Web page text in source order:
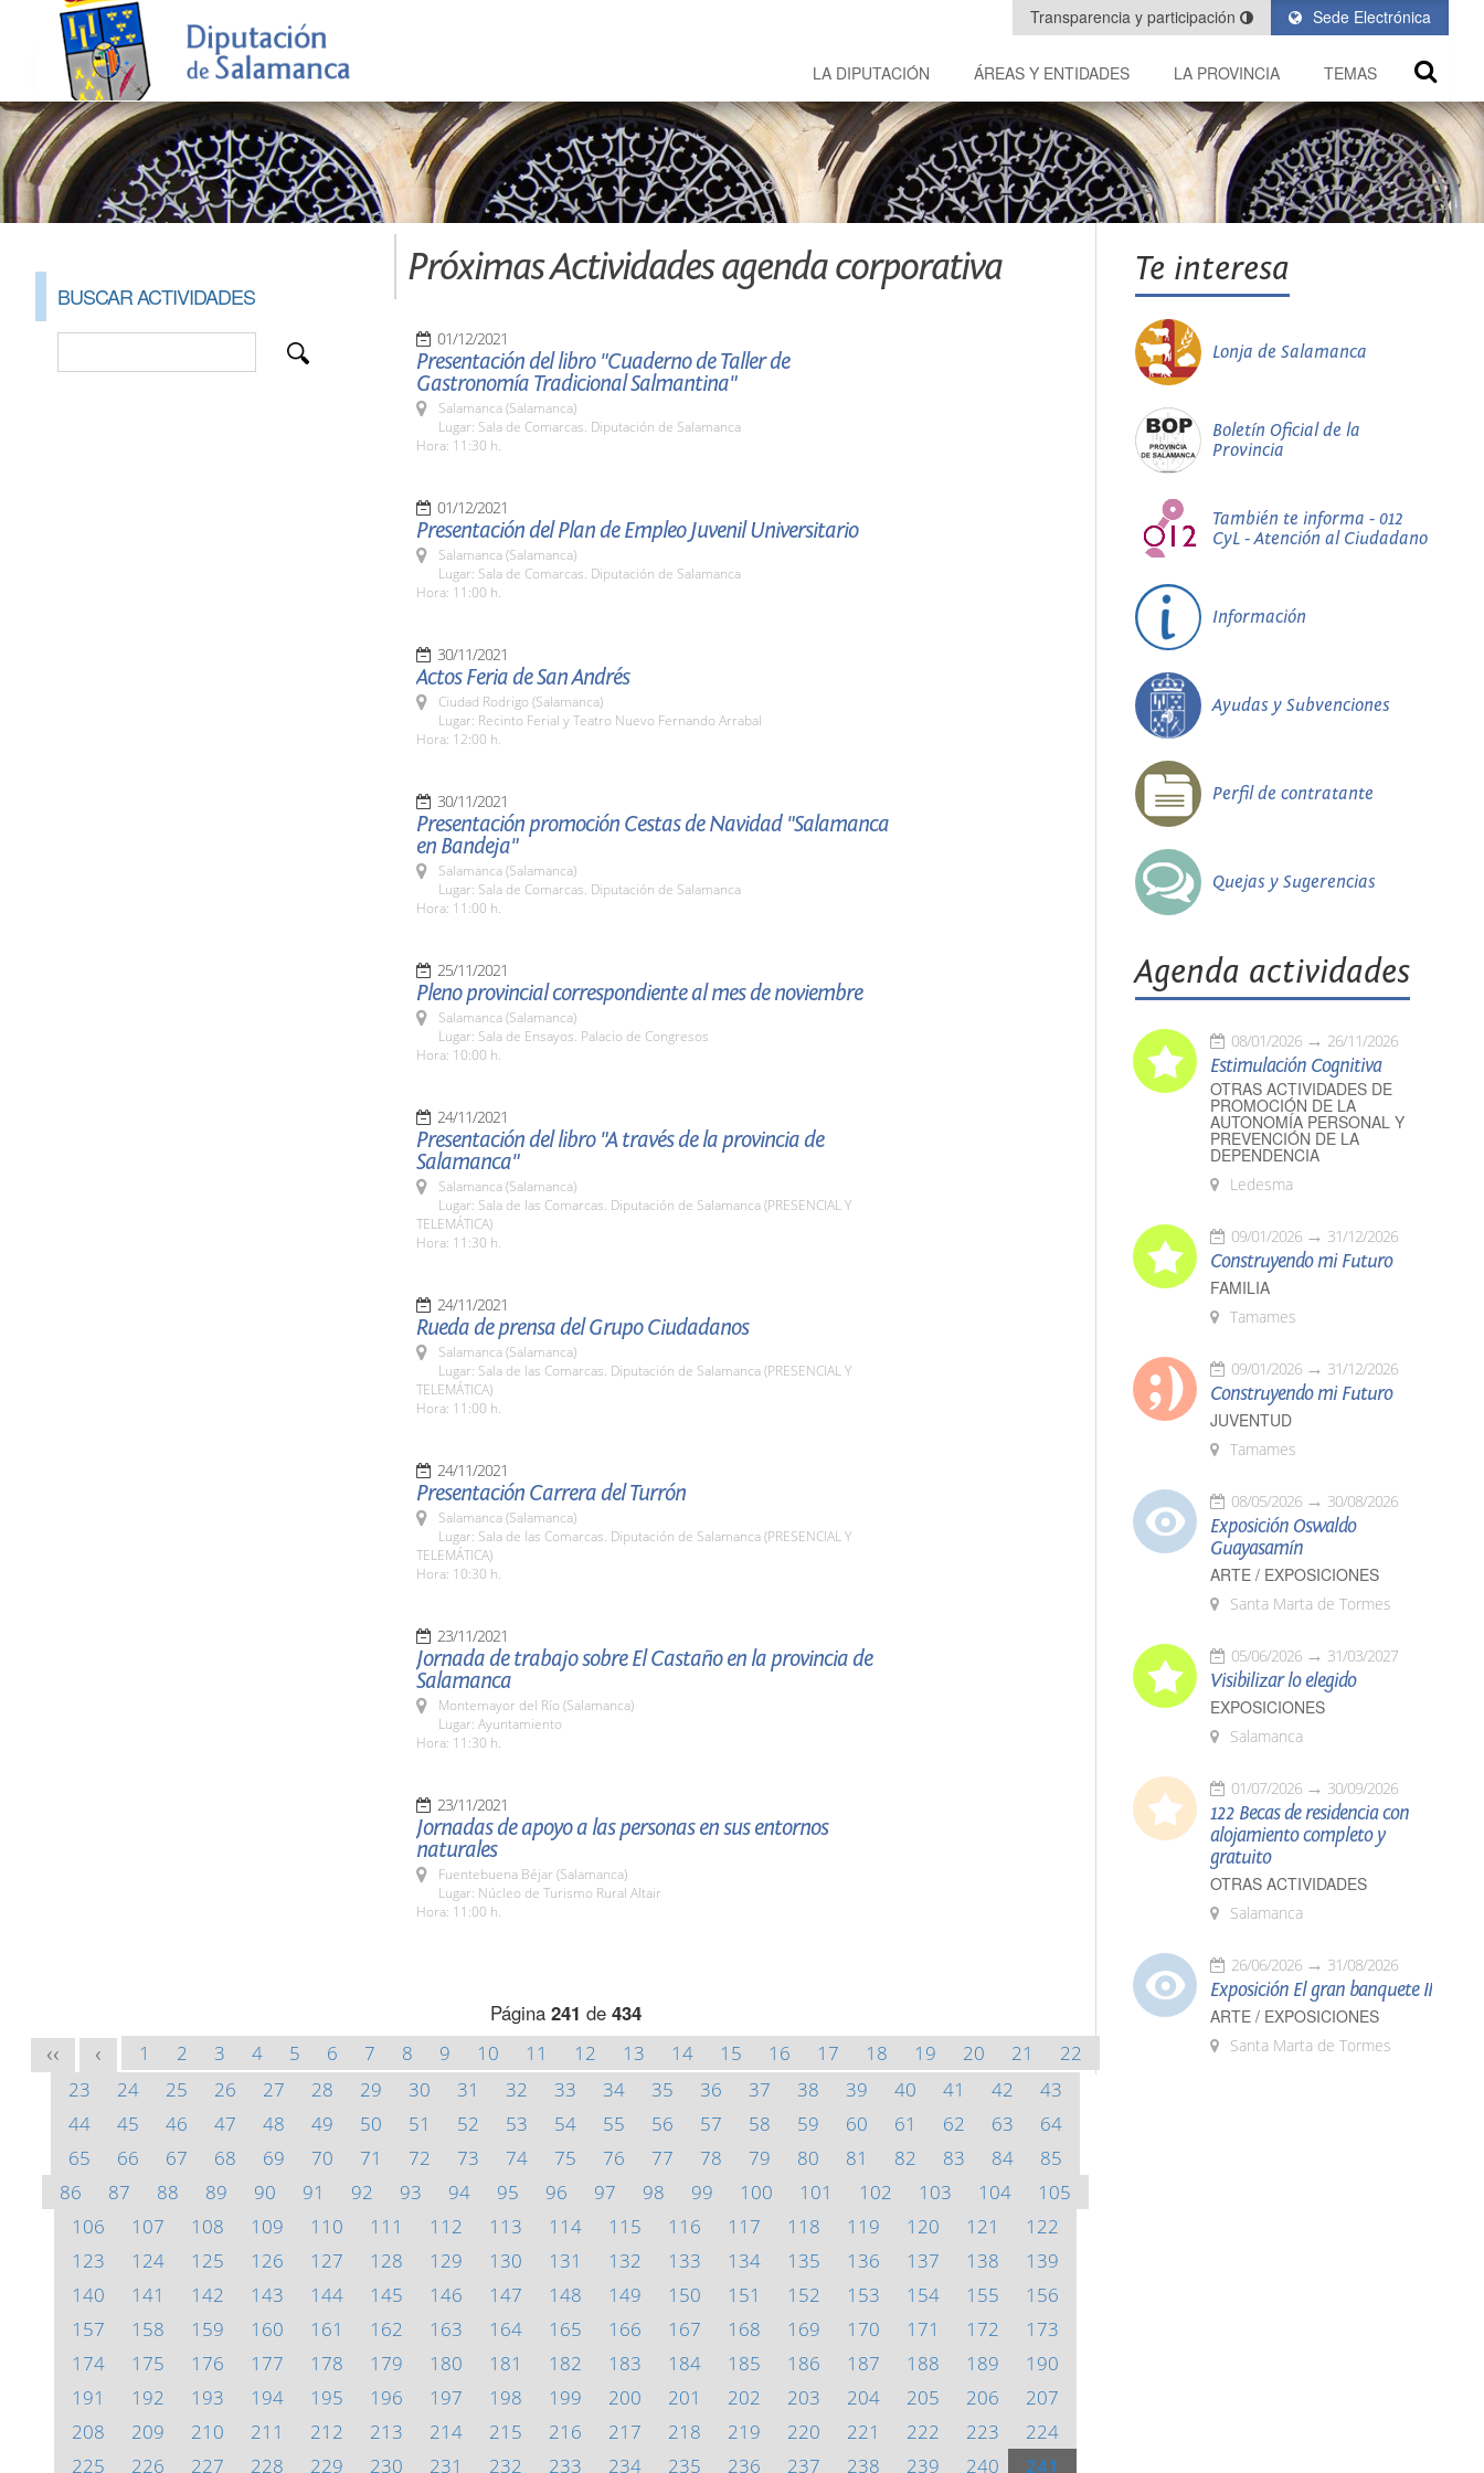
Sede Electrónica
Transparencia y participación
LA DIPUTACIÓN ÁREAS Y ENTIDADES LA PROVINCIA TEMAS
BUSCAR ACTIVIDADES
Próximas Actividades agenda corporativa
01/12/2021
Presentación del libro "Cuaderno de Taller de
Gastronomía Tradicional Salmantina"
Salamanca (Salamanca)
Lugar: Sala de Comarcas. Diputación de Salamanca
Hora: 11:30 h.
01/12/2021
Presentación del Plan de Empleo Juvenil Universitario
Salamanca (Salamanca)
Lugar: Sala de Comarcas. Diputación de Salamanca
Hora: 11:00 h.
30/11/2021
Actos Feria de San Andrés
Ciudad Rodrigo (Salamanca)
Lugar: Recinto Ferial y Teatro Nuevo Fernando Arrabal
Hora: 12:00 h.
30/11/2021
Presentación promoción Cestas de Navidad "Salamanca
en Bandeja"
Salamanca (Salamanca)
Lugar: Sala de Comarcas. Diputación de Salamanca
Hora: 11:00 h.
25/11/2021
Pleno provincial correspondiente al mes de noviembre
Salamanca (Salamanca)
Lugar: Sala de Ensayos. Palacio de Congresos
Hora: 10:00 h.
24/11/2021
Presentación del libro "A través de la provincia de
Salamanca"
Salamanca (Salamanca)
Lugar: Sala de las Comarcas. Diputación de Salamanca (PRESENCIAL Y
TELEMÁTICA)
Hora: 11:30 h.
24/11/2021
Rueda de prensa del Grupo Ciudadanos
Salamanca (Salamanca)
Lugar: Sala de las Comarcas. Diputación de Salamanca (PRESENCIAL Y
TELEMÁTICA)
Hora: 11:00 h.
24/11/2021
Presentación Carrera del Turrón
Salamanca (Salamanca)
Lugar: Sala de las Comarcas. Diputación de Salamanca (PRESENCIAL Y
TELEMÁTICA)
Hora: 10:30 h.
23/11/2021
Jornada de trabajo sobre El Castaño en la provincia de
Salamanca
Montemayor del Río (Salamanca)
Lugar: Ayuntamiento
Hora: 11:30 h.
23/11/2021
Jornadas de apoyo a las personas en sus entornos
naturales
Fuentebuena Béjar (Salamanca)
Lugar: Núcleo de Turismo Rural Altair
Hora: 11:00 h.
Página 241 de 434
<< < 1 2 3 4 5 6 7 8 9 10 11 12 13 14 15 16 17 18 19 20 21
22
23
24 25 26 27 28 29 30 31 32 33 34 35 36 37 38 39 40 41 42
43
44
45 46 47 48 49 50 51 52 53 54 55 56 57 58 59 60 61 62 63
64
65
66 67 68 69 70 71 72 73 74 75 76 77 78 79 80 81 82 83 84
85
86
87 88 89 90 91 92 93 94 95 96 97 98 99 100 101 102 103 104
105
106
107 108 109 110 111 112 113 114 115 116 117 118 119 120 121
122
123
124 125 126 127 128 129 130 131 132 133 134 135 136 137 138
139
140
141 142 143 144 145 146 147 148 149 150 151 152 153 154 155
156
157
158 159 160 161 162 163 164 165 166 167 168 169 170 171 172
173
174
175 176 177 178 179 180 181 182 183 184 185 186 187 188 189
190
191
192 193 194 195 196 197 198 199 200 201 202 203 204 205 206
207
208
209 210 211 212 213 214 215 216 217 218 219 220 221 222 223
224
225
226 227 228 229 230 231 232 233 234 235 236 237 238 239 240 241
Te interesa
Lonja de Salamanca
Boletín Oficial de la
Provincia
También te informa - 012
CyL - Atención al Ciudadano
Información
Ayudas y Subvenciones
Perfil de contratante
Quejas y Sugerencias
Agenda actividades
08/01/2026 26/11/2026
Estimulación Cognitiva
OTRAS ACTIVIDADES DE
PROMOCIÓN DE LA
AUTONOMÍA PERSONAL Y
PREVENCIÓN DE LA
DEPENDENCIA
Ledesma
09/01/2026 31/12/2026
Construyendo mi Futuro
FAMILIA
Tamames
09/01/2026 31/12/2026
Construyendo mi Futuro
JUVENTUD
Tamames
08/05/2026 30/08/2026
Exposición Oswaldo
Guayasamín
ARTE / EXPOSICIONES
Santa Marta de Tormes
05/06/2026 31/03/2027
Visibilizar lo elegido
EXPOSICIONES
Salamanca
01/07/2026 30/09/2026
122 Becas de residencia con
alojamiento completo y
gratuito
OTRAS ACTIVIDADES
Salamanca
26/06/2026 31/08/2026
Exposición El gran banquete II
ARTE / EXPOSICIONES
Santa Marta de Tormes